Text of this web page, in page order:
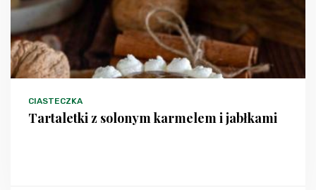
CIASTECZKA
Tartaletki z solonym karmelem i jabłkami